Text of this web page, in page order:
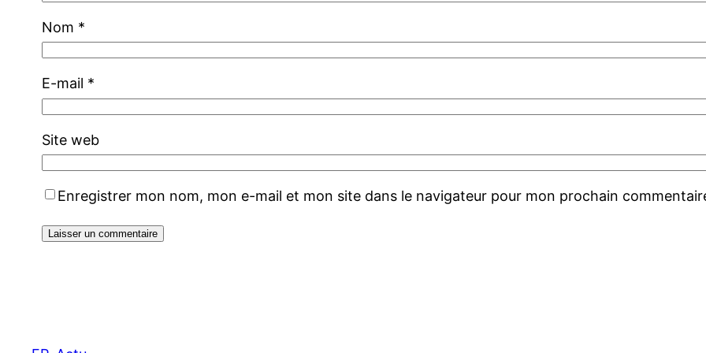
Nom *
E-mail *
Site web
Enregistrer mon nom, mon e-mail et mon site dans le navigateur pour mon prochain